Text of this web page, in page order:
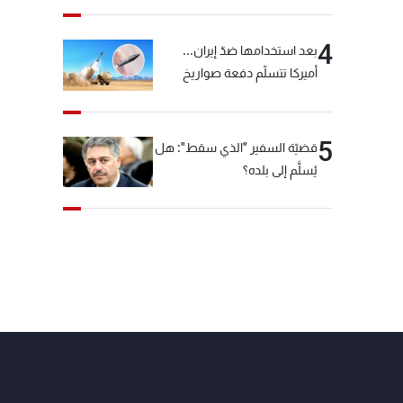
4بعد استخدامها ضدّ إيران...
أميركا تتسلّم دفعة صواريخ
5قضيّة السفير "الذي سقط": هل
يُسلَّم إلى بلده؟